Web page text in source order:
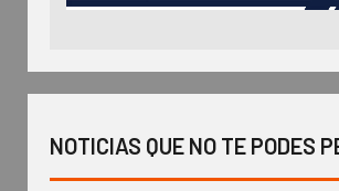
NOTICIAS QUE NO TE PODES